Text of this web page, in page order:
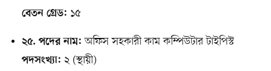
বেতন গ্রেড: ১৫
২৫. পদের নাম: অফিস সহকারী কাম কম্পিউটার টাইপিস্ট
পদসংখ্যা: ২ (স্থায়ী)